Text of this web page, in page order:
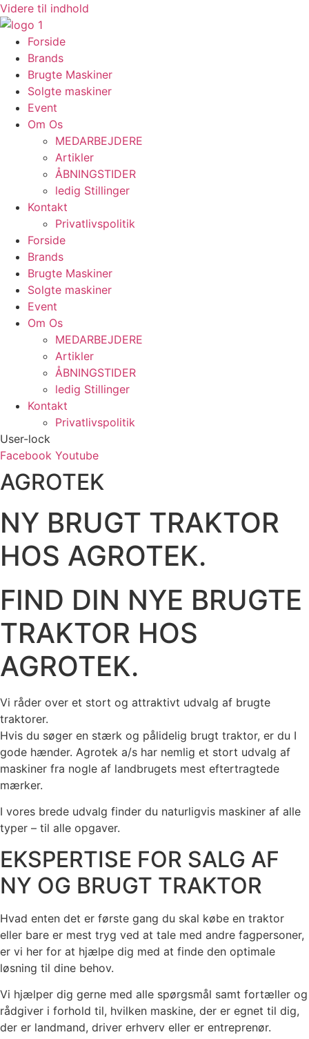
Videre til indhold
Forside
Brands
Brugte Maskiner
Solgte maskiner
Event
Om Os
MEDARBEJDERE
Artikler
ÅBNINGSTIDER
ledig Stillinger
Kontakt
Privatlivspolitik
Forside
Brands
Brugte Maskiner
Solgte maskiner
Event
Om Os
MEDARBEJDERE
Artikler
ÅBNINGSTIDER
ledig Stillinger
Kontakt
Privatlivspolitik
User-lock
Facebook Youtube
AGROTEK
NY BRUGT TRAKTOR
HOS AGROTEK.
FIND DIN NYE BRUGTE
TRAKTOR HOS
AGROTEK.
Vi råder over et stort og attraktivt udvalg af brugte
traktorer.
Hvis du søger en stærk og pålidelig brugt traktor, er du I
gode hænder. Agrotek a/s har nemlig et stort udvalg af
maskiner fra nogle af landbrugets mest eftertragtede
mærker.
I vores brede udvalg finder du naturligvis maskiner af alle
typer – til alle opgaver.
EKSPERTISE FOR SALG AF
NY OG BRUGT TRAKTOR
Hvad enten det er første gang du skal købe en traktor
eller bare er mest tryg ved at tale med andre fagpersoner,
er vi her for at hjælpe dig med at finde den optimale
løsning til dine behov.
Vi hjælper dig gerne med alle spørgsmål samt fortæller og
rådgiver i forhold til, hvilken maskine, der er egnet til dig,
der er landmand, driver erhverv eller er entreprenør.